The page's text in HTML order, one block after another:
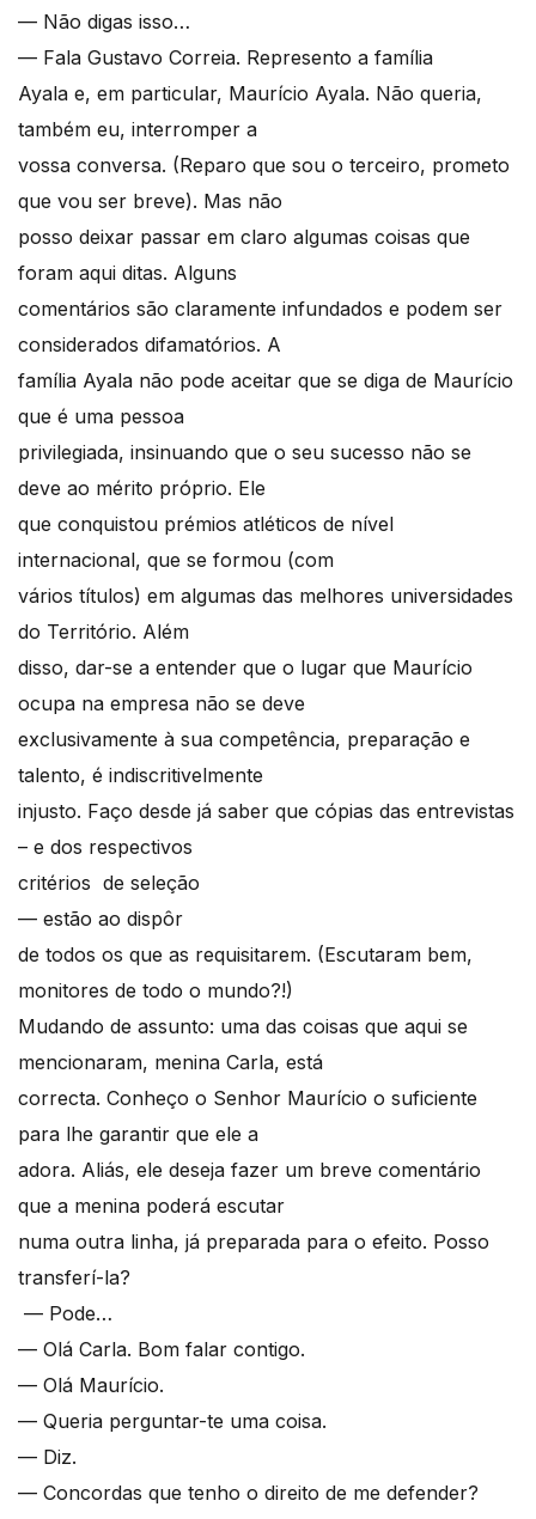
— Não digas isso…
— Fala Gustavo Correia. Represento a família
Ayala e, em particular, Maurício Ayala. Não queria,
também eu, interromper a
vossa conversa. (Reparo que sou o terceiro, prometo
que vou ser breve). Mas não
posso deixar passar em claro algumas coisas que
foram aqui ditas. Alguns
comentários são claramente infundados e podem ser
considerados difamatórios. A
família Ayala não pode aceitar que se diga de Maurício
que é uma pessoa
privilegiada, insinuando que o seu sucesso não se
deve ao mérito próprio. Ele
que conquistou prémios atléticos de nível
internacional, que se formou (com
vários títulos) em algumas das melhores universidades
do Território. Além
disso, dar-se a entender que o lugar que Maurício
ocupa na empresa não se deve
exclusivamente à sua competência, preparação e
talento, é indiscritivelmente
injusto. Faço desde já saber que cópias das entrevistas
– e dos respectivos
critérios de seleção
— estão ao dispôr
de todos os que as requisitarem. (Escutaram bem,
monitores de todo o mundo?!)
Mudando de assunto: uma das coisas que aqui se
mencionaram, menina Carla, está
correcta. Conheço o Senhor Maurício o suficiente
para lhe garantir que ele a
adora. Aliás, ele deseja fazer um breve comentário
que a menina poderá escutar
numa outra linha, já preparada para o efeito. Posso
transferí-la?
— Pode…
— Olá Carla. Bom falar contigo.
— Olá Maurício.
— Queria perguntar-te uma coisa.
— Diz.
— Concordas que tenho o direito de me defender?